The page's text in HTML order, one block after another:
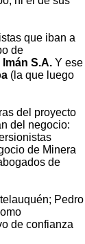
que iban a
de
Imán S.A. Y ese
(la que luego
del proyecto
del negocio:
de Minera
de
Pedro
de confianza